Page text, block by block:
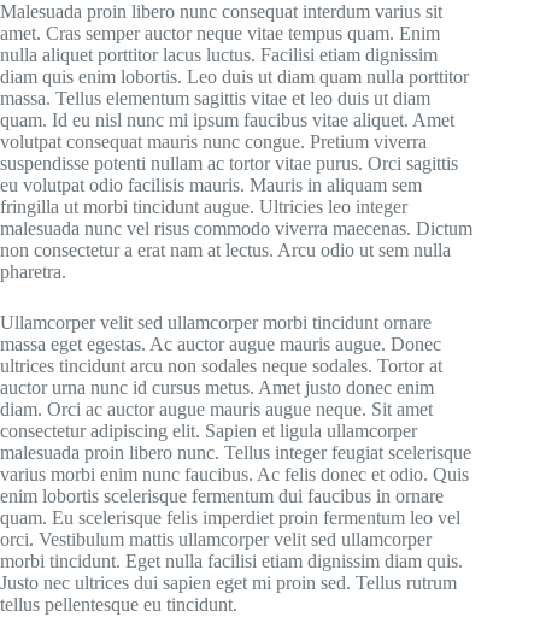
Malesuada proin libero nunc consequat interdum varius sit
amet. Cras semper auctor neque vitae tempus quam. Enim
nulla aliquet porttitor lacus luctus. Facilisi etiam dignissim
diam quis enim lobortis. Leo duis ut diam quam nulla porttitor
massa. Tellus elementum sagittis vitae et leo duis ut diam
quam. Id eu nisl nunc mi ipsum faucibus vitae aliquet. Amet
volutpat consequat mauris nunc congue. Pretium viverra
suspendisse potenti nullam ac tortor vitae purus. Orci sagittis
eu volutpat odio facilisis mauris. Mauris in aliquam sem
fringilla ut morbi tincidunt augue. Ultricies leo integer
malesuada nunc vel risus commodo viverra maecenas. Dictum
non consectetur a erat nam at lectus. Arcu odio ut sem nulla
pharetra.
Ullamcorper velit sed ullamcorper morbi tincidunt ornare
massa eget egestas. Ac auctor augue mauris augue. Donec
ultrices tincidunt arcu non sodales neque sodales. Tortor at
auctor urna nunc id cursus metus. Amet justo donec enim
diam. Orci ac auctor augue mauris augue neque. Sit amet
consectetur adipiscing elit. Sapien et ligula ullamcorper
malesuada proin libero nunc. Tellus integer feugiat scelerisque
varius morbi enim nunc faucibus. Ac felis donec et odio. Quis
enim lobortis scelerisque fermentum dui faucibus in ornare
quam. Eu scelerisque felis imperdiet proin fermentum leo vel
orci. Vestibulum mattis ullamcorper velit sed ullamcorper
morbi tincidunt. Eget nulla facilisi etiam dignissim diam quis.
Justo nec ultrices dui sapien eget mi proin sed. Tellus rutrum
tellus pellentesque eu tincidunt.